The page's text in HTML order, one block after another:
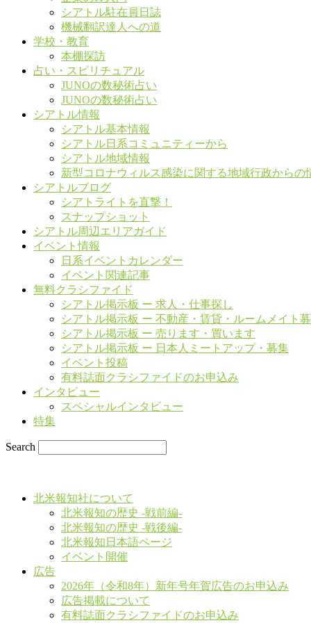
シアトル駐在員日誌
機械翻訳達人への道
学校・教育
本棚探訪
占い・スピリチュアル
JUNOの数秘術占い
JUNOの数秘術占い
シアトル情報
シアトル基本情報
シアトル日系コミュニティーから
シアトル地域情報
新型コロナウィルス感染に関する地域行政からの
シアトルブログ
シアトライトを直撃！
スナップショット
シアトル周辺エリアガイド
イベント情報
日系イベントカレンダー
イベント関連記事
無料クラシファイド
シアトル掲示板 ー 求人・仕事探し
シアトル掲示板 ー 不動産・賃貸・ルームメイト
シアトル掲示板 ー 売ります・買います
シアトル掲示板 ー 日本人ミートアップ・募集
イベント投稿
有料誌面クラシファイドのお申込み
インタビュー
スペシャルインタビュー
特集
Search
北米報知社について
北米報知の歴史 -戦前編-
北米報知の歴史 -戦後編-
北米報知日本語ページ
イベント開催
広告
2026年（令和8年）新年号年賀広告のお申込み
広告掲載について
有料誌面クラシファイドのお申込み